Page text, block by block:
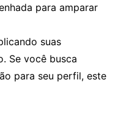
para amparar
suas
Se você busca
para seu perfil, este